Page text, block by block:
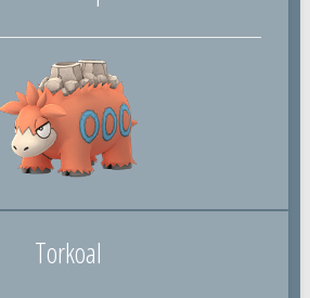
Torkoal